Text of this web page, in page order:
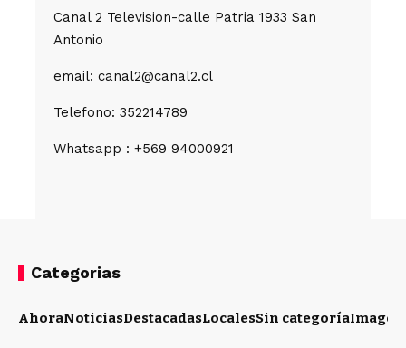
Canal 2 Television-calle Patria 1933 San
Antonio
email: canal2@canal2.cl
Telefono: 352214789
Whatsapp : +569 94000921
Categorias
AhoraNoticiasDestacadasLocalesSin categoríaImagen